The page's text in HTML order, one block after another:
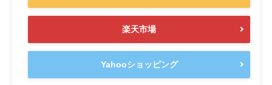
楽天市場
Yahooショッピング